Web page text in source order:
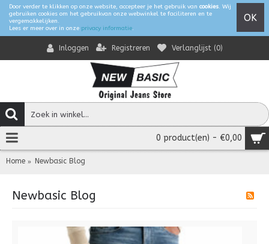
Door verder te klikken op onze website, accepteer je het gebruik van cookies. Wij
gebruiken cookies om het gebruikvan onze webwinkel te faciliteren en te
vergemakkelijken.
Lees er meer over in onze privacy informatie.
OK
Inloggen Registreren Verlanglijst (0)
0 product(en) - €0,00
Home Newbasic Blog
Newbasic Blog